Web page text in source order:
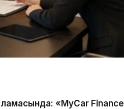
«MyCar Finance